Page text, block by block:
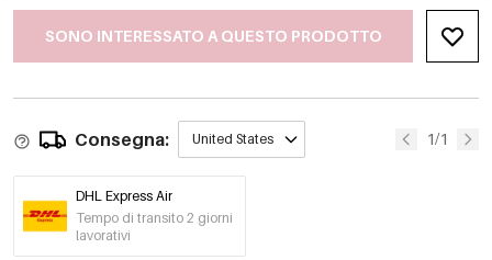
SONO INTERESSATO A QUESTO PRODOTTO
Consegna: United States 1/1
DHL Express Air
Tempo di transito 2 giorni
lavorativi